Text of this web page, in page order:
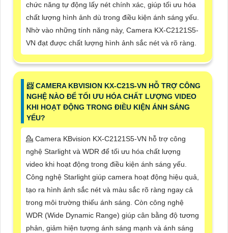
chức năng tự động lấy nét chính xác, giúp tối ưu hóa
chất lượng hình ảnh dù trong điều kiện ánh sáng yếu.
Nhờ vào những tính năng này, Camera KX-C2121S5-
VN đạt được chất lượng hình ảnh sắc nét và rõ ràng.
📨 CAMERA KBVISION KX-C21S-VN HỖ TRỢ CÔNG
NGHỆ NÀO ĐỂ TỐI ƯU HÓA CHẤT LƯỢNG VIDEO
KHI HOẠT ĐỘNG TRONG ĐIỀU KIỆN ÁNH SÁNG
YẾU?
💁 Camera KBvision KX-C2121S5-VN hỗ trợ công
nghệ Starlight và WDR để tối ưu hóa chất lượng
video khi hoạt động trong điều kiện ánh sáng yếu.
Công nghệ Starlight giúp camera hoạt động hiệu quả,
tạo ra hình ảnh sắc nét và màu sắc rõ ràng ngay cả
trong môi trường thiếu ánh sáng. Còn công nghệ
WDR (Wide Dynamic Range) giúp cân bằng độ tương
phản, giảm hiện tượng ánh sáng mạnh và ánh sáng